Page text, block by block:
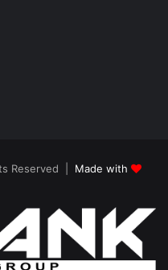
Reserved | Made with